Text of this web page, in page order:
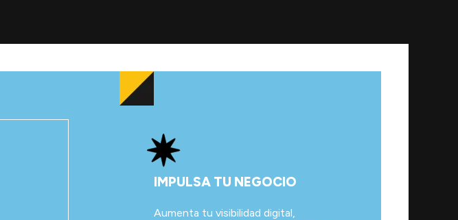
IMPULSA TU NEGOCIO
Aumenta tu visibilidad digital,